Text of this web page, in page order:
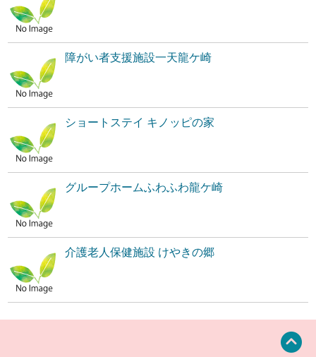
障がい者支援施設一天龍ケ崎
ショートステイ キノッピの家
グループホームふわふわ龍ケ崎
介護老人保健施設 けやきの郷